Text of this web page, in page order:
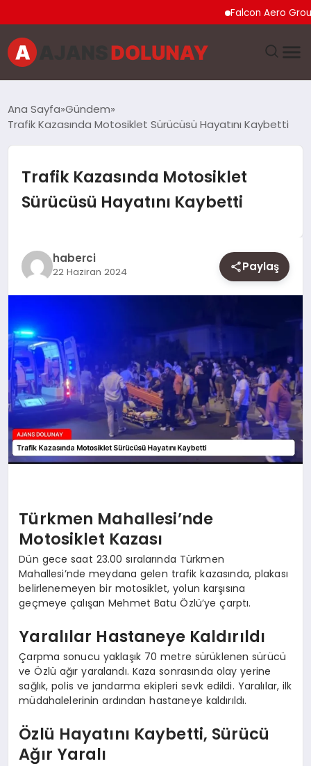
Falcon Aero Group,
EKONOMI
GENEL
MAGAZIN
SIYASET
SPOR
YAŞAM
Ana Sayfa Gündem
Trafik Kazasında Motosiklet Sürücüsü Hayatını Kaybetti
Trafik Kazasında Motosiklet
Sürücüsü Hayatını Kaybetti
haberci
22 Haziran 2024 Paylaş
Türkmen Mahallesi’nde
Motosiklet Kazası
Dün gece saat 23.00 sıralarında Türkmen
Mahallesi’nde meydana gelen trafik kazasında, plakası
belirlenemeyen bir motosiklet, yolun karşısına
geçmeye çalışan Mehmet Batu Özlü’ye çarptı.
Yaralılar Hastaneye Kaldırıldı
Çarpma sonucu yaklaşık 70 metre sürüklenen sürücü
ve Özlü ağır yaralandı. Kaza sonrasında olay yerine
sağlık, polis ve jandarma ekipleri sevk edildi. Yaralılar, ilk
müdahalelerinin ardından hastaneye kaldırıldı.
Özlü Hayatını Kaybetti, Sürücü
Ağır Yaralı